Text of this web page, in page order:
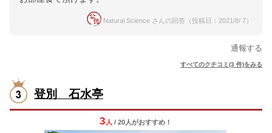
Natural Science さんの回答（投稿日：2021/8/ 7）
通報する
すべてのクチコミ(3 件)をみる
登別 石水亭
3 人 / 20人がおすすめ！